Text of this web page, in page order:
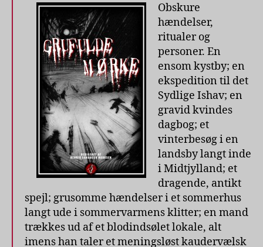
af
Henrik
S.
Harksen
Obskure
hændelser,
ritualer og
personer. En
ensom kystby; en
ekspedition til det
Sydlige Ishav; en
gravid kvindes
dagbog; et
vinterbesøg i en
landsby langt inde
i Midtjylland; et
dragende, antikt
spejl; grusomme hændelser i et sommerhus
langt ude i sommervarmens klitter; en mand
trækkes ud af et blodindsølet lokale, alt
imens han taler et meningsløst kaudervælsk